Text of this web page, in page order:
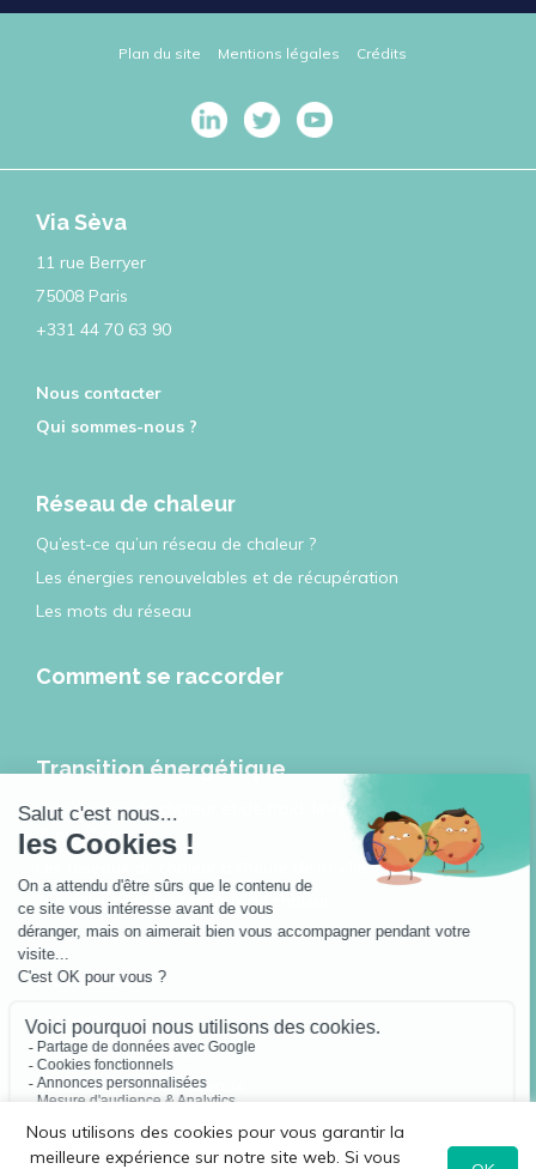
Plan du site Mentions légales Crédits
Via Sèva
11 rue Berryer
75008 Paris
+331 44 70 63 90
Nous contacter
Qui sommes-nous ?
Réseau de chaleur
Qu’est-ce qu’un réseau de chaleur ?
Les énergies renouvelables et de récupération
Les mots du réseau
Comment se raccorder
Transition énergétique
Les réseaux de chaleur et de froid, leviers de la transition
énergétique
Les réseaux de chaleur à l’heure de la ville intelligente
Travailler pour les réseaux de chaleur
Actualités
Les podcasts
Jouer avec Géodino
Sofia, Hugo et les réseaux
Nous utilisons des cookies pour vous garantir la
meilleure expérience sur notre site web. Si vous